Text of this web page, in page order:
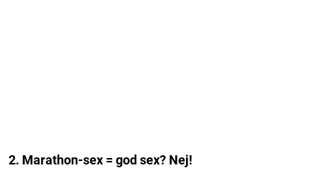
2. Marathon-sex = god sex? Nej!